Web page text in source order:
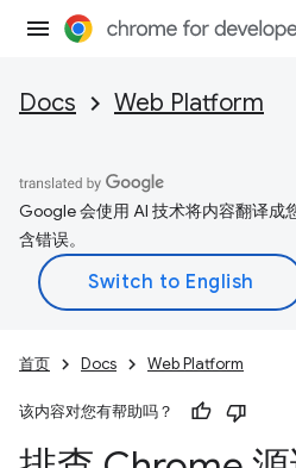
Docs Web Platform
Google 会使用 AI 技术将内容翻译成
含错误。
首页 Docs Web Platform
该内容对您有帮助吗？